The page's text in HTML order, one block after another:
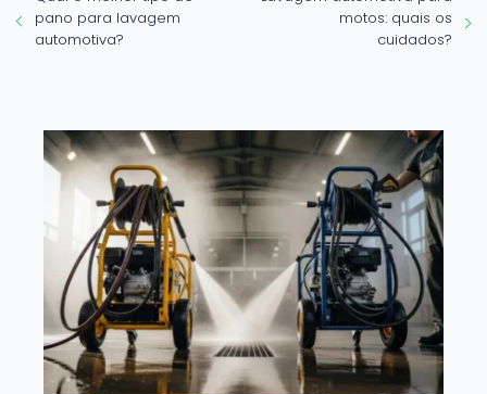
pano para lavagem
automotiva?
motos: quais os
cuidados?